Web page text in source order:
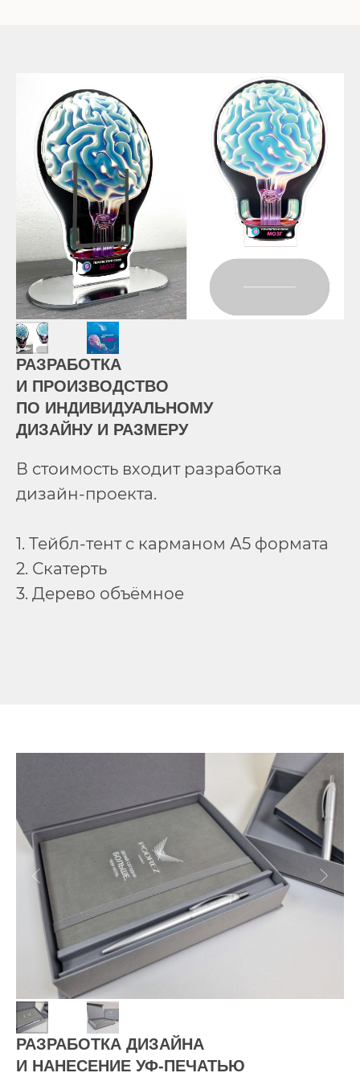
РАЗРАБОТКА
И ПРОИЗВОДСТВО
ПО ИНДИВИДУАЛЬНОМУ
ДИЗАЙНУ И РАЗМЕРУ
В стоимость входит разработка
дизайн-проекта.
1. Тейбл-тент с карманом А5 формата
2. Скатерть
3. Дерево объёмное
РАЗРАБОТКА ДИЗАЙНА
И НАНЕСЕНИЕ УФ-ПЕЧАТЬЮ